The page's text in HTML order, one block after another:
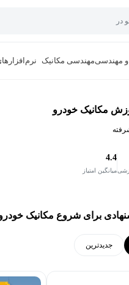
در
مهندسیمهندسی مکانیک
مکانیک خودرو
4.4
میانگین امتیاز
برای شروع مکانیک
جدید‌ترین